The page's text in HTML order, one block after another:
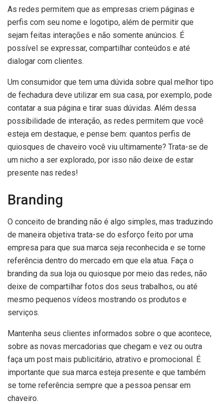
As redes permitem que as empresas criem páginas e
perfis com seu nome e logotipo, além de permitir que
sejam feitas interações e não somente anúncios. É
possível se expressar, compartilhar conteúdos e até
dialogar com clientes.
Um consumidor que tem uma dúvida sobre qual melhor tipo
de fechadura deve utilizar em sua casa, por exemplo, pode
contatar a sua página e tirar suas dúvidas. Além dessa
possibilidade de interação, as redes permitem que você
esteja em destaque, e pense bem: quantos perfis de
quiosques de chaveiro você viu ultimamente? Trata-se de
um nicho a ser explorado, por isso não deixe de estar
presente nas redes!
Branding
O conceito de branding não é algo simples, mas traduzindo
de maneira objetiva trata-se do esforço feito por uma
empresa para que sua marca seja reconhecida e se torne
referência dentro do mercado em que ela atua. Faça o
branding da sua loja ou quiosque por meio das redes, não
deixe de compartilhar fotos dos seus trabalhos, ou até
mesmo pequenos vídeos mostrando os produtos e
serviços.
Mantenha seus clientes informados sobre o que acontece,
sobre as novas mercadorias que chegam e vez ou outra
faça um post mais publicitário, atrativo e promocional. É
importante que sua marca esteja presente e que também
se torne referência sempre que a pessoa pensar em
chaveiro.